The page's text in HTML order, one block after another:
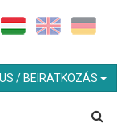
/ BEIRATKOZÁS